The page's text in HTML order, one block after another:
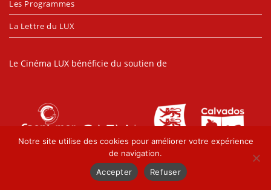
Les Programmes
La Lettre du LUX
Le Cinéma LUX bénéficie du soutien de
Notre site utilise des cookies pour améliorer votre expérience
de navigation.
Accepter
Refuser